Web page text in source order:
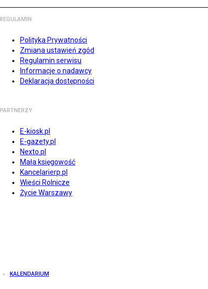
REGULAMIN
Polityka Prywatności
Zmiana ustawień zgód
Regulamin serwisu
Informacje o nadawcy
Deklaracja dostępności
PARTNERZY
E-kiosk.pl
E-gazety.pl
Nexto.pl
Mała księgowość
Kancelarierp.pl
Wieści Rolnicze
Życie Warszawy
KALENDARIUM